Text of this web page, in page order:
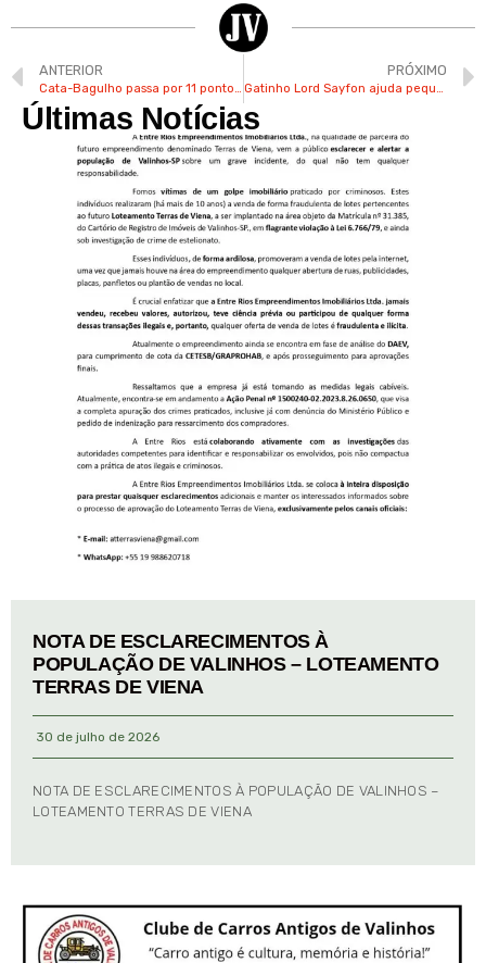
ANTERIOR
Cata-Bagulho passa por 11 pontos de Valinhos a partir da próxima 2ª
PRÓXIMO
Gatinho Lord Sayfon ajuda pequeno valinhense Pedro no tratamento da doença de Crohn
Últimas Notícias
NOTA DE ESCLARECIMENTOS À
POPULAÇÃO DE VALINHOS – LOTEAMENTO
TERRAS DE VIENA
30 de julho de 2026
NOTA DE ESCLARECIMENTOS À POPULAÇÃO DE VALINHOS –
LOTEAMENTO TERRAS DE VIENA